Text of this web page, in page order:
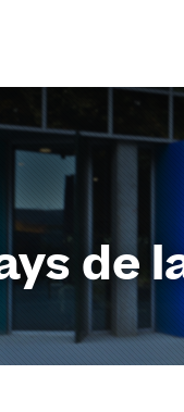
de